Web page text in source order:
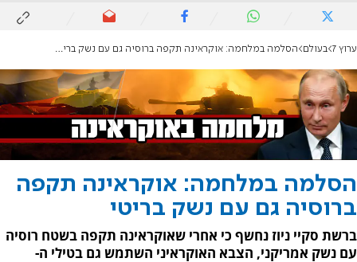
ערוץ 7 בעולם הסלמה במלחמה: אוקראינה תקפה ברוסיה גם עם נשק בריטי
הסלמה במלחמה: אוקראינה תקפה
ברוסיה גם עם נשק בריטי
ברשת סקיי ניוז נחשף כי אחרי שאוקראינה תקפה בשטח רוסיה
עם נשק אמריקני, הצבא האוקראיני השתמש גם בטילי ה-